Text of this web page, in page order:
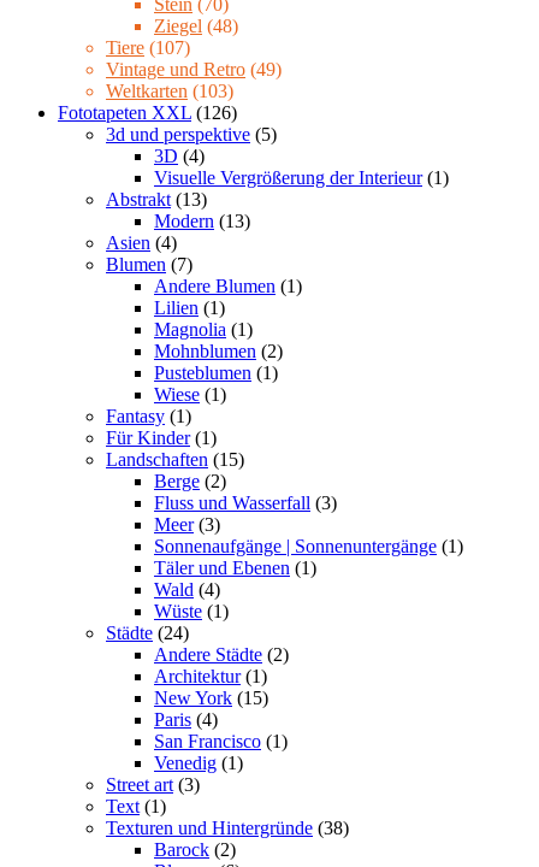
Stein (70)
Ziegel (48)
Tiere (107)
Vintage und Retro (49)
Weltkarten (103)
Fototapeten XXL (126)
3d und perspektive (5)
3D (4)
Visuelle Vergrößerung der Interieur (1)
Abstrakt (13)
Modern (13)
Asien (4)
Blumen (7)
Andere Blumen (1)
Lilien (1)
Magnolia (1)
Mohnblumen (2)
Pusteblumen (1)
Wiese (1)
Fantasy (1)
Für Kinder (1)
Landschaften (15)
Berge (2)
Fluss und Wasserfall (3)
Meer (3)
Sonnenaufgänge | Sonnenuntergänge (1)
Täler und Ebenen (1)
Wald (4)
Wüste (1)
Städte (24)
Andere Städte (2)
Architektur (1)
New York (15)
Paris (4)
San Francisco (1)
Venedig (1)
Street art (3)
Text (1)
Texturen und Hintergründe (38)
Barock (2)